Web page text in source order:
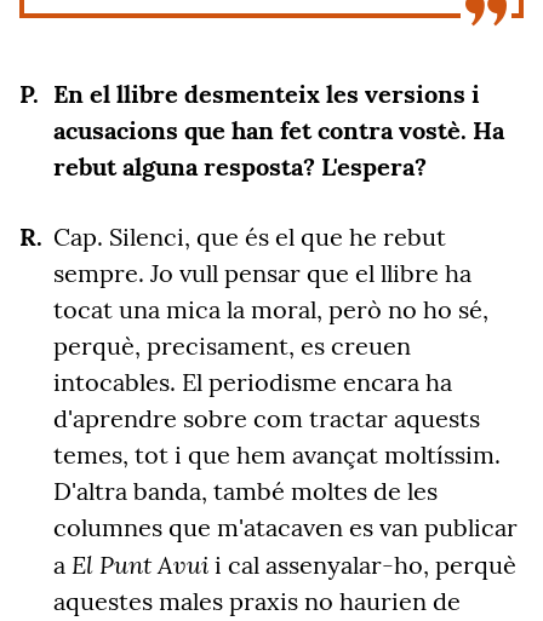
En el llibre desmenteix les versions i
acusacions que han fet contra vostè. Ha
rebut alguna resposta? L'espera?
Cap. Silenci, que és el que he rebut
sempre. Jo vull pensar que el llibre ha
tocat una mica la moral, però no ho sé,
perquè, precisament, es creuen
intocables. El periodisme encara ha
d'aprendre sobre com tractar aquests
temes, tot i que hem avançat moltíssim.
D'altra banda, també moltes de les
columnes que m'atacaven es van publicar
a El Punt Avui i cal assenyalar-ho, perquè
aquestes males praxis no haurien de